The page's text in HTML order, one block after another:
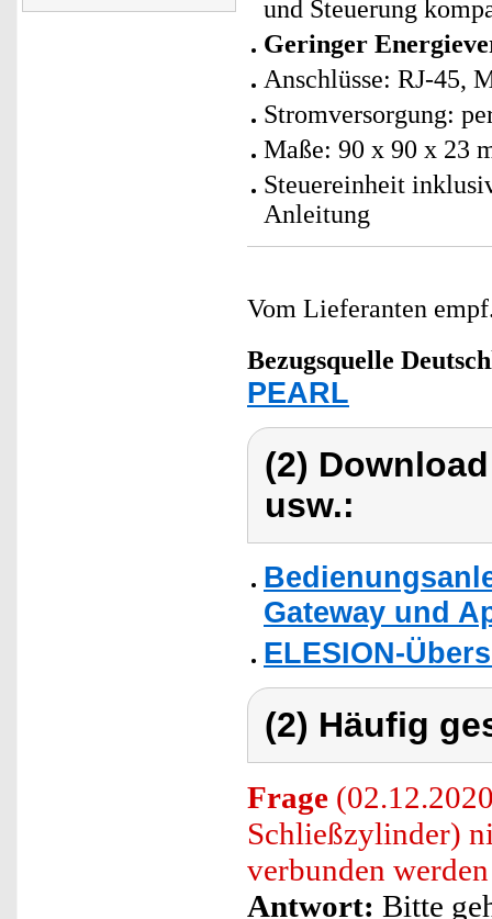
und Steuerung
Geringer
Anschlüsse: RJ-45,
Stromversorgung:
Maße: 90 x 90 x 23
Steuereinheit
Anleitung
Vom Lieferanten
Bezugsquelle
PEARL
(2)
usw.:
Gateway und
ELESION-
(2) Häufig
Frage
Schließzylinder)
verbunden
Antwort: Bitte